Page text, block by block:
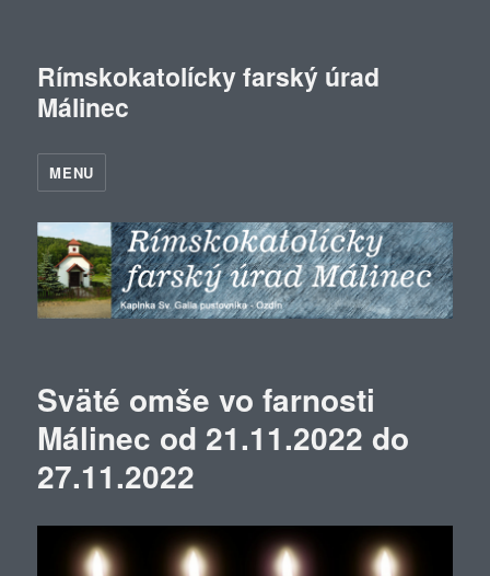
Rímskokatolícky farský úrad
Málinec
MENU
Sväté omše vo farnosti
Málinec od 21.11.2022 do
27.11.2022